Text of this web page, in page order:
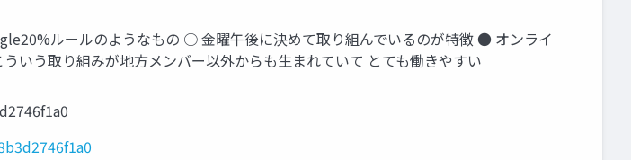
ルールのようなもの ○ 金曜午後に決めて取り組んでいるのが特徴 ● オンライ
いう取り組みが地方メンバー以外からも生まれていて とても働きやすい